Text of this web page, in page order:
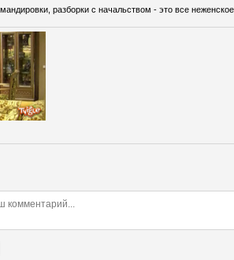
разборки с начальством - это все